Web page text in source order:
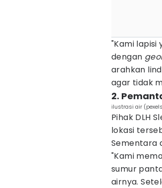
"Kami lapisi
dengan
arahkan
agar tidak
2.
ilustrasi air
Pihak DLH
lokasi
Sementara
"Kami
sumur
airnya.